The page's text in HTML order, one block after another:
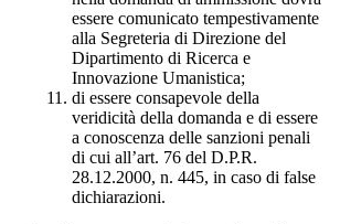
essere comunicato tempestivamente
alla Segreteria di Direzione del
Dipartimento di Ricerca e
Innovazione Umanistica;
di essere consapevole della
veridicità della domanda e di essere
a conoscenza delle sanzioni penali
di cui all’art. 76 del D.P.R.
28.12.2000, n. 445, in caso di false
dichiarazioni.